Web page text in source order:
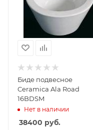
Биде подвесное
Ceramica Ala Road
16BDSM
Нет в наличии
38400 руб.